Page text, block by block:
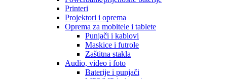
Printeri
Projektori i oprema
Oprema za mobitele i tablete
Punjači i kablovi
Maskice i futrole
Zaštitna stakla
Audio, video i foto
Baterije i punjači